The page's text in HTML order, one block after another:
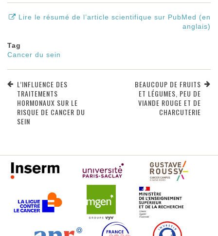
Lire le résumé de l’article scientifique sur PubMed (en
anglais)
Tag
Cancer du sein
L’INFLUENCE DES
TRAITEMENTS
HORMONAUX SUR LE
RISQUE DE CANCER DU
SEIN
BEAUCOUP DE FRUITS
ET LÉGUMES, PEU DE
VIANDE ROUGE ET DE
CHARCUTERIE